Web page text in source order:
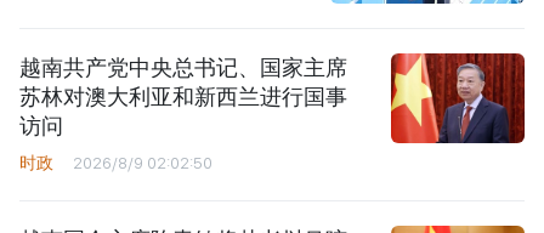
越南共产党中央总书记、国家主席
苏林对澳大利亚和新西兰进行国事
访问
时政 2026/8/9 02:02:50